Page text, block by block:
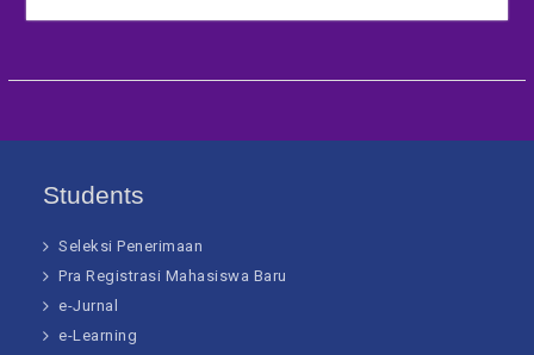
Students
Seleksi Penerimaan
Pra Registrasi Mahasiswa Baru
e-Jurnal
e-Learning